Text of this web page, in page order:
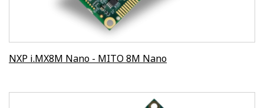
NXP i.MX8M Nano - MITO 8M Nano